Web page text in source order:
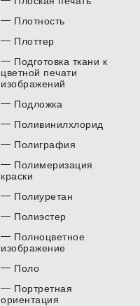
Плотность
Плоттер
Подготовка ткани к
цветной печати
изображений
Подложка
Поливинилхлорид
Полиграфия
Полимеризация
краски
Полиуретан
Полиэстер
Полноцветное
изображение
Поло
Портретная
ориентация